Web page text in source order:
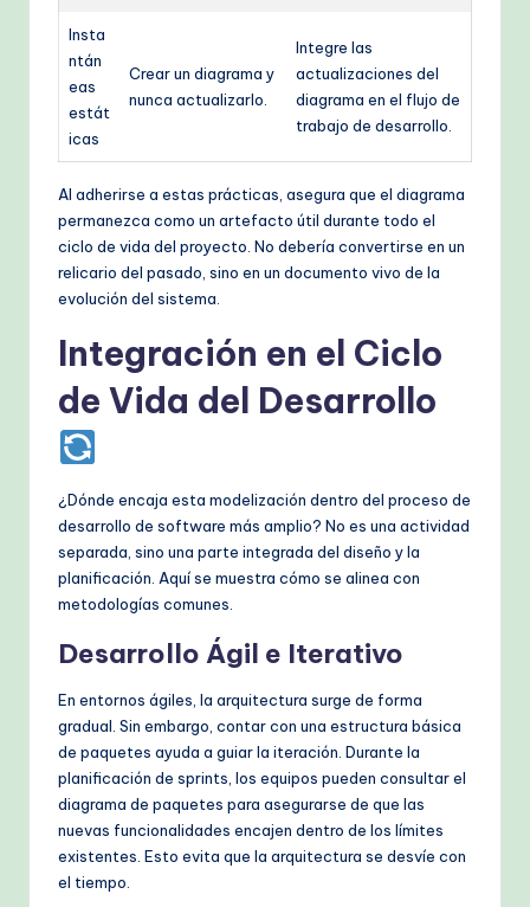
Insta
ntán
eas
estát
icas
Crear un diagrama y
nunca actualizarlo.
Integre las
actualizaciones del
diagrama en el flujo de
trabajo de desarrollo.
Al adherirse a estas prácticas, asegura que el diagrama
permanezca como un artefacto útil durante todo el
ciclo de vida del proyecto. No debería convertirse en un
relicario del pasado, sino en un documento vivo de la
evolución del sistema.
Integración en el Ciclo
de Vida del Desarrollo
¿Dónde encaja esta modelización dentro del proceso de
desarrollo de software más amplio? No es una actividad
separada, sino una parte integrada del diseño y la
planificación. Aquí se muestra cómo se alinea con
metodologías comunes.
Desarrollo Ágil e Iterativo
En entornos ágiles, la arquitectura surge de forma
gradual. Sin embargo, contar con una estructura básica
de paquetes ayuda a guiar la iteración. Durante la
planificación de sprints, los equipos pueden consultar el
diagrama de paquetes para asegurarse de que las
nuevas funcionalidades encajen dentro de los límites
existentes. Esto evita que la arquitectura se desvíe con
el tiempo.